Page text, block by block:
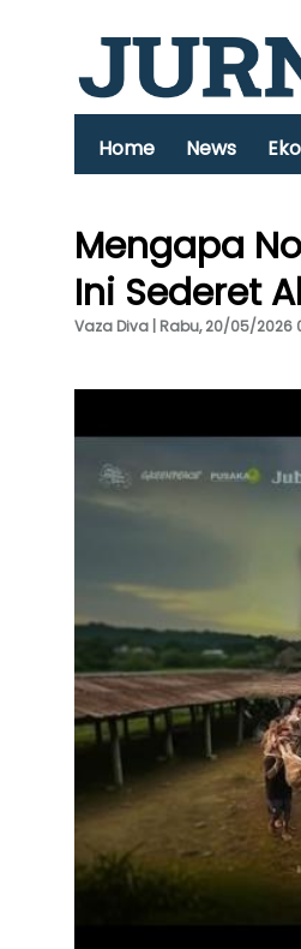
Home News
Mengapa
Ini Sederet
Vaza Diva | Rabu, 20/05/2026